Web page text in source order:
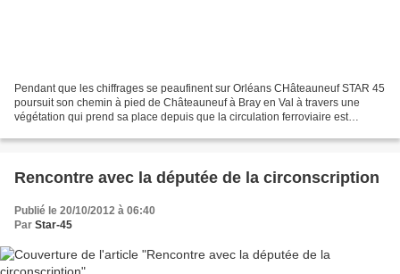
Pendant que les chiffrages se peaufinent sur Orléans CHâteauneuf STAR 45
poursuit son chemin à pied de Châteauneuf à Bray en Val à travers une
végétation qui prend sa place depuis que la circulation ferroviaire est
Rencontre avec la députée de la circonscription
Publié le 20/10/2012 à 06:40
Par Star-45